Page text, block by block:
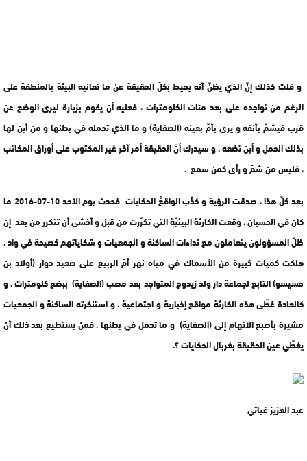
و قلت كذلك إنّ الذي يظنّ أنه يحيط بكلّ الحقيقة عن ما تعانيه البيئة بالمنطقة على
الرغم من تواجده على بعد مئات الكلومترات ، فعليه أن يقوم بزيارة ليرى الوضع عن
قرب فيشمّ بأنفه و يرى بأمّ بعينه (الصفاية) و ما الذي تحمله في بطنها و من أين لها
بذلك الحمل و أين تضعه ، و سيدرك أنّ الحقيقة أمر آخر غير المكتوب على أوراق المكاتب
، فليس من شمّ و رأى كمن سمع .
بعد كلّ هذا ، صدقت الرؤية و كذّب الواقعُ الحكايات فحدث يوم الأحد 10-07-2016 ما
كان في الحسبان ، وقعت الكارثة البيئيّة التي تكرّرت من قبل و أخشى أن تتكرر من بعد إن
ظلّ المسؤولون يتعاملون مع نداءات الساكنة و الجمعيات و شكاياتهم كصيحة في واد ،
هلكت كميات كبيرة من الأسماك في مياه نهر أمّ الربيع على صعيد دوار (أولاد بن
حسيسو) التابع لجماعة دار ولد زيدوح المتواجد بعد مصب (الصفاية) ببضع كلومترات ، و
كالعادة غطّى هذه الكارثة مواقع إخبارية و اجتماعية ، و استنكرته الساكنة و الجمعيات
مشيرة بأصبع الاتهام إلى (الصفاية) و ما تحمل في بطنها ، فمن يستطيع بعد ذلك أن
يغطّي عين الحقيقة بغربال الحكايات ؟.
عبد العزيز غياتي